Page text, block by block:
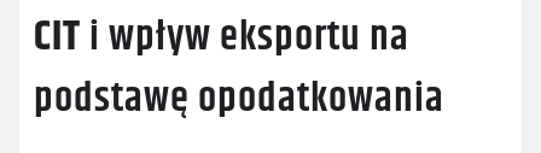
CITi wpływ eksportu na
podstawę opodatkowania